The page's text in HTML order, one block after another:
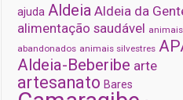
ajuda Aldeia Aldeia da
alimentação saudável animais
abandonados animais silvestres
Aldeia-Beberibe arte
artesanato Bares